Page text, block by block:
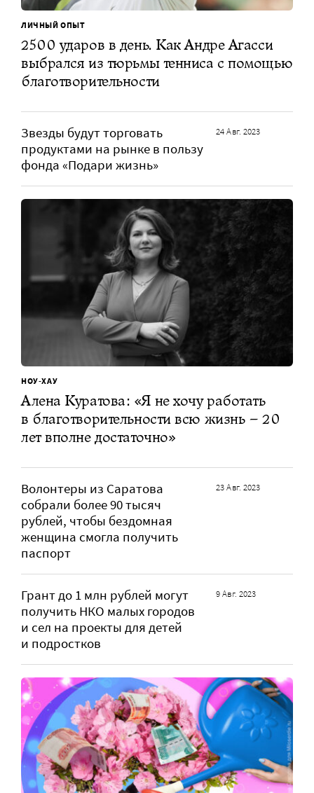
ЛИЧНЫЙ ОПЫТ
2500 ударов в день. Как Андре Агасси
выбрался из тюрьмы тенниса с помощью
благотворительности
Звезды будут торговать
продуктами на рынке в пользу
фонда «Подари жизнь»
24 Авг. 2023
НОУ-ХАУ
Алена Куратова: «Я не хочу работать
в благотворительности всю жизнь – 20
лет вполне достаточно»
Волонтеры из Саратова
собрали более 90 тысяч
рублей, чтобы бездомная
женщина смогла получить
паспорт
23 Авг. 2023
Грант до 1 млн рублей могут
получить НКО малых городов
и сел на проекты для детей
и подростков
9 Авг. 2023